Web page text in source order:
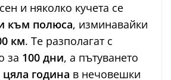
и няколко кучета се
към полюса, изминавайки
км. Те разполагат с
за 100 дни, а пътуването
цяла година в нечовешки